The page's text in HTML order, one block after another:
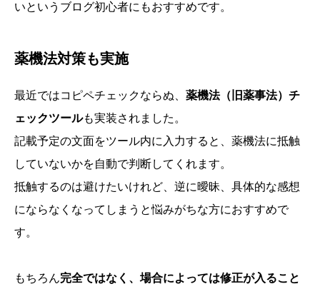
いというブログ初心者にもおすすめです。
薬機法対策も実施
最近ではコピペチェックならぬ、 薬機法（旧薬事法）チ
ェックツールも実装されました。
記載予定の文面をツール内に入力すると、薬機法に抵触
していないかを自動で判断してくれます。
抵触するのは避けたいけれど、逆に曖昧、具体的な感想
にならなくなってしまうと悩みがちな方におすすめで
す。
もちろん完全ではなく、場合によっては修正が入ること